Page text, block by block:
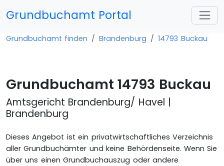
Grundbuchamt Portal
Grundbuchamt finden Brandenburg 14793 Buckau
Grundbuchamt 14793 Buckau
Amtsgericht Brandenburg/ Havel |
Brandenburg
Dieses Angebot ist ein privatwirtschaftliches Verzeichnis
aller Grundbuchämter und keine Behördenseite. Wenn Sie
über uns einen Grundbuchauszug oder andere